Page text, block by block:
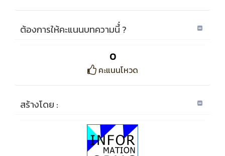
ต้องการให้คะแนนบทความนี้่ ?
0
คะแนนโหวด
สร้างโดย :